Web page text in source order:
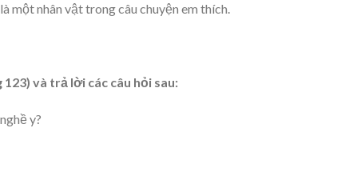
một nhân vật trong câu chuyện em thích.
và trả lời các câu hỏi sau:
y?